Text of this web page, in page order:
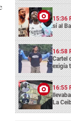
15:36
sí al
16:58
Cartel
exigía
16:55
La